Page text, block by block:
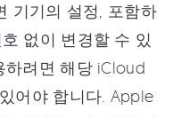
기기의 설정, 포함하
없이 변경할 수 있
하려면 해당 iCloud
어야 합니다. Apple